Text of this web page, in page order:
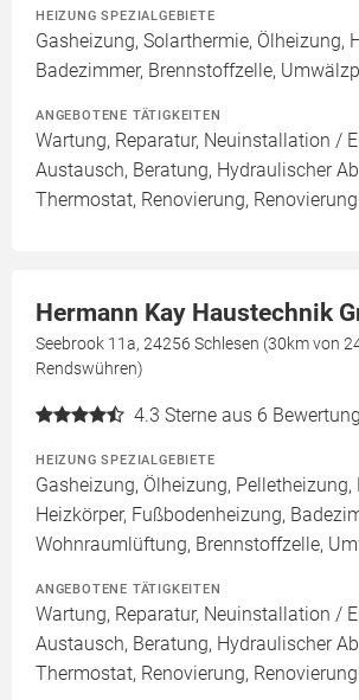
HEIZUNG SPEZIALGEBIETE
Gasheizung, Solarthermie, Ölheizung,
Badezimmer, Brennstoffzelle,
ANGEBOTENE TÄTIGKEITEN
Wartung, Reparatur, Neuinstallation /
Austausch, Beratung, Hydraulischer
Thermostat, Renovierung,
Hermann Kay Haustechnik
Seebrook 11a, 24256 Schlesen (30km von
Rendswühren)
4.3 Sterne aus 6
HEIZUNG SPEZIALGEBIETE
Gasheizung, Ölheizung,
Heizkörper, Fußbodenheizung,
Wohnraumlüftung, Brennstoffzelle,
ANGEBOTENE TÄTIGKEITEN
Wartung, Reparatur, Neuinstallation /
Austausch, Beratung, Hydraulischer
Thermostat, Renovierung,